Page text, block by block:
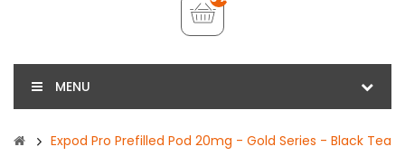
MENU
Expod Pro Prefilled Pod 20mg - Gold Series - Black Tea